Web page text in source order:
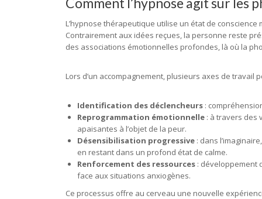
L’hypnose thérapeutique utilise un état de
Contrairement aux idées reçues, la personne reste
des associations émotionnelles profondes, là où la
Lors d’un accompagnement, plusieurs axes de travail
Identification des déclencheurs :
Reprogrammation émotionnelle : à travers des
apaisantes à l’objet de la peur.
Désensibilisation progressive : dans
en restant dans un profond état de calme.
Renforcement des ressources : développement
face aux situations anxiogènes.
Ce processus offre au cerveau une nouvelle